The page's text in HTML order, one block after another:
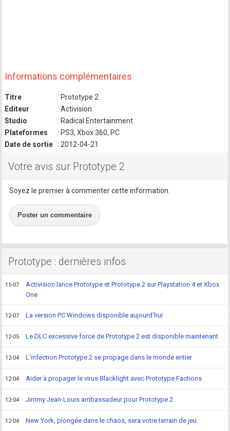
Informations complémentaires
Titre
: Prototype 2
Editeur
: Activision
Studio
: Radical Entertainment
Plateformes
: PS3, Xbox 360, PC
Date de sortie
: 2012-04-21
Votre avis sur Prototype 2
Soyez le premier à commenter cette information.
Poster un commentaire
Prototype : dernières infos
15-07
Activision lance Prototype et Prototype 2 sur Playstation 4 et Xbox
One
12-07 La version PC Windows disponible aujourd'hui
12-05 Le DLC excessive force de Prototype 2 est disponible maintenant
12-04 L'infection Prototype 2 se propage dans le monde entier
12-04 Aider à propager le virus Blacklight avec Prototype Factions
12-04 Jimmy Jean-Louis ambassadeur pour Prototype 2
12-04 New York, plongée dans le chaos, sera votre terrain de jeu